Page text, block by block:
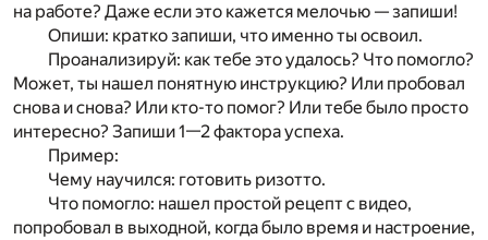
на работе? Даже если это кажется мелочью — запиши!
Опиши: кратко запиши, что именно ты освоил.
Проанализируй: как тебе это удалось? Что помогло?
Может, ты нашел понятную инструкцию? Или пробовал
снова и снова? Или кто-то помог? Или тебе было просто
интересно? Запиши 1—2 фактора успеха.
Пример:
Чему научился: готовить ризотто.
Что помогло: нашел простой рецепт с видео,
попробовал в выходной, когда было время и настроение,